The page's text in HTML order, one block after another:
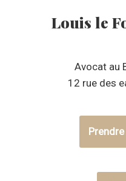
Louis le
Avocat au
12 rue des